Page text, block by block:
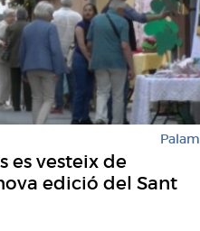
es vesteix de
edició del Sant